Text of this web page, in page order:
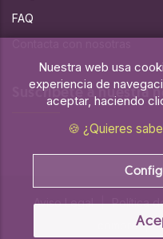
Nuestra web usa
experiencia de
aceptar, haciendo
🍪 ¿Quieres
FAQ
Suscríbete a nuestra
Aviso Legal | Política
compra |